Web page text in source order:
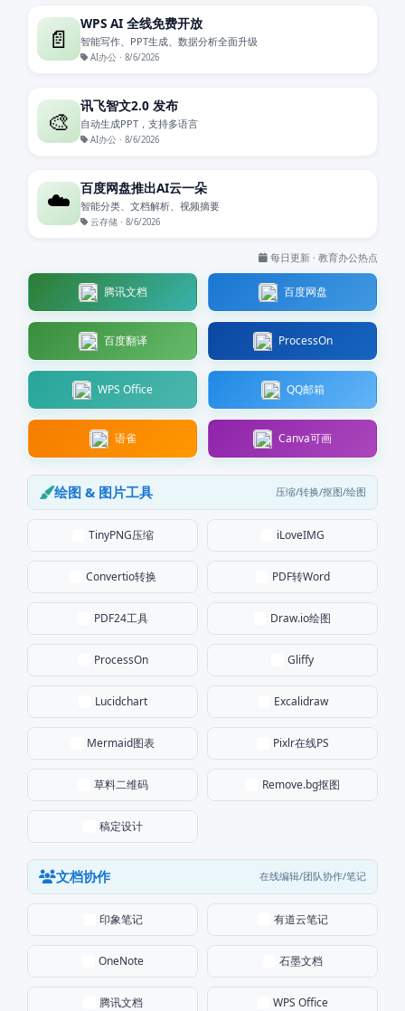
📄
WPS AI 全线免费开放
智能写作、PPT生成、数据分析全面升级
AI办公 · 8/6/2026
🎨
讯飞智文2.0 发布
自动生成PPT，支持多语言
AI办公 · 8/6/2026
☁️ 百度网盘推出AI云一朵
智能分类、文档解析、视频摘要
云存储 · 8/6/2026
每日更新 · 教育办公热点
腾讯文档 百度网盘
百度翻译 ProcessOn
WPS Office QQ邮箱
语雀 Canva可画
绘图 & 图片工具 压缩/转换/抠图/绘图
TinyPNG压缩 iLoveIMG
Convertio转换 PDF转Word
PDF24工具 Draw.io绘图
ProcessOn Gliffy
Lucidchart Excalidraw
Mermaid图表 Pixlr在线PS
草料二维码 Remove.bg抠图
稿定设计
文档协作 在线编辑/团队协作/笔记
印象笔记 有道云笔记
OneNote 石墨文档
腾讯文档 WPS Office